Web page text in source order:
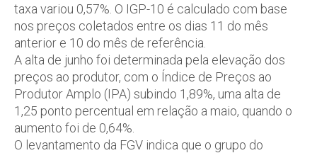
taxa variou 0,57%. O IGP-10 é calculado com base
nos preços coletados entre os dias 11 do mês
anterior e 10 do mês de referência.
A alta de junho foi determinada pela elevação dos
preços ao produtor, com o Índice de Preços ao
Produtor Amplo (IPA) subindo 1,89%, uma alta de
1,25 ponto percentual em relação a maio, quando o
aumento foi de 0,64%.
O levantamento da FGV indica que o grupo do